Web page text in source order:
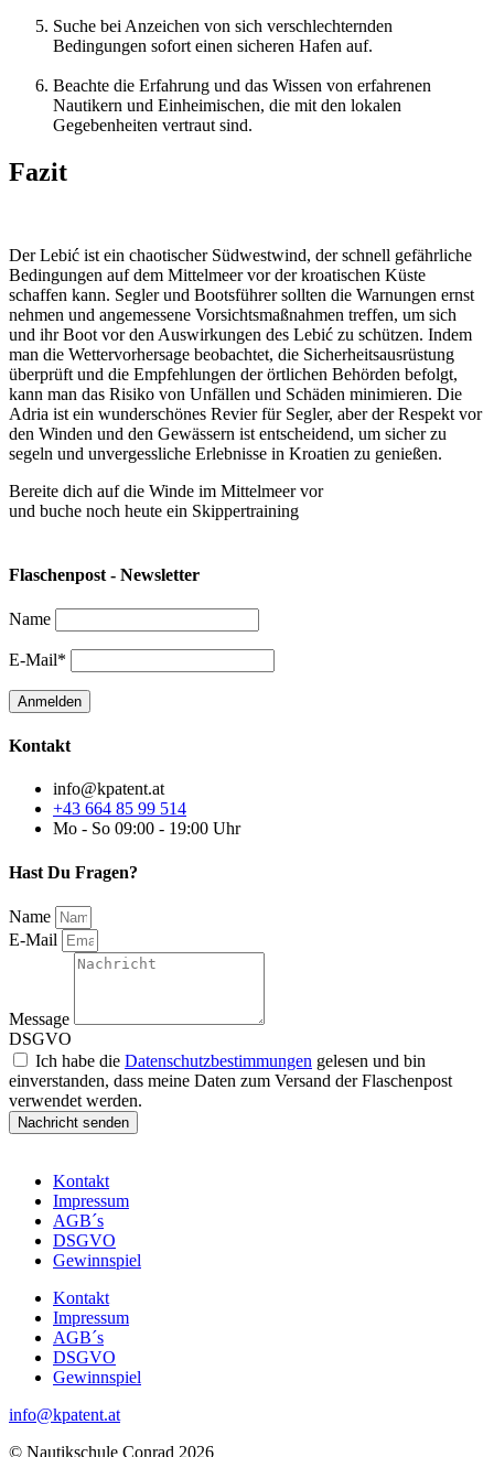
Suche bei Anzeichen von sich verschlechternden
Bedingungen sofort einen sicheren Hafen auf.
Beachte die Erfahrung und das Wissen von erfahrenen
Nautikern und Einheimischen, die mit den lokalen
Gegebenheiten vertraut sind.
Fazit
Der Lebić ist ein chaotischer Südwestwind, der schnell gefährliche
Bedingungen auf dem Mittelmeer vor der kroatischen Küste
schaffen kann. Segler und Bootsführer sollten die Warnungen ernst
nehmen und angemessene Vorsichtsmaßnahmen treffen, um sich
und ihr Boot vor den Auswirkungen des Lebić zu schützen. Indem
man die Wettervorhersage beobachtet, die Sicherheitsausrüstung
überprüft und die Empfehlungen der örtlichen Behörden befolgt,
kann man das Risiko von Unfällen und Schäden minimieren. Die
Adria ist ein wunderschönes Revier für Segler, aber der Respekt vor
den Winden und den Gewässern ist entscheidend, um sicher zu
segeln und unvergessliche Erlebnisse in Kroatien zu genießen.
Bereite dich auf die Winde im Mittelmeer vor
und buche noch heute ein Skippertraining
Flaschenpost - Newsletter
Name
E-Mail*
Kontakt
info@kpatent.at
+43 664 85 99 514
Mo - So 09:00 - 19:00 Uhr
Hast Du Fragen?
Name
E-Mail
Message
DSGVO
Ich habe die Datenschutzbestimmungen gelesen und bin
einverstanden, dass meine Daten zum Versand der Flaschenpost
verwendet werden.
Nachricht senden
Kontakt
Impressum
AGB´s
DSGVO
Gewinnspiel
Kontakt
Impressum
AGB´s
DSGVO
Gewinnspiel
info@kpatent.at
© Nautikschule Conrad 2026